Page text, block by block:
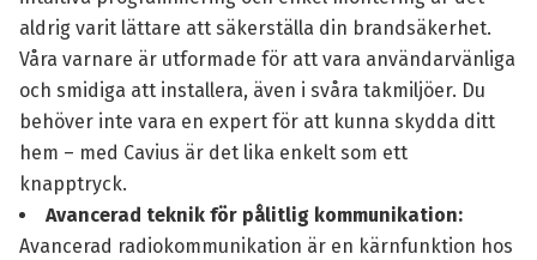
aldrig varit lättare att säkerställa din brandsäkerhet.
Våra varnare är utformade för att vara användarvänliga
och smidiga att installera, även i svåra takmiljöer. Du
behöver inte vara en expert för att kunna skydda ditt
hem – med Cavius är det lika enkelt som ett
knapptryck.
Avancerad teknik för pålitlig kommunikation:
Avancerad radiokommunikation är en kärnfunktion hos